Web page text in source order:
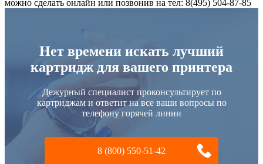
можно сделать онлайн или позвонив на тел: 8(495) 504-87-85
Нет времени искать лучший
картридж для вашего принтера
Дежурный специалист проконсультирует по
картриджам и ответит на все ваши вопросы по
телефону горячей линии
8 (800) 550-51-42